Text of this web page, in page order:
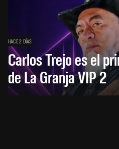
HACE 2 DÍAS
Carlos Trejo es el
de La Granja VIP 2